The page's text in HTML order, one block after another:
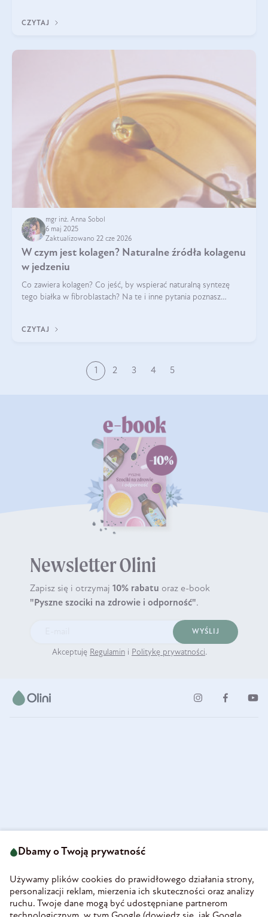
CZYTAJ
mgr inż. Anna Sobol
6 maj 2025
Zaktualizowano 22 cze 2026
W czym jest kolagen? Naturalne źródła kolagenu
w jedzeniu
Co zawiera kolagen? Co jeść, by wspierać naturalną syntezę
tego białka w fibroblastach? Na te i inne pytania poznasz
CZYTAJ
1 2 3 4 5
Newsletter Olini
Zapisz się i otrzymaj 10% rabatu oraz e-book
"Pyszne szociki na zdrowie i odporność".
WYŚLIJ
Akceptuję Regulamin i Politykę prywatności.
58-160 Świebodzice
REGON 890213034
INFORMACJE
Dbamy o Twoją prywatność
Używamy plików cookies do prawidłowego działania strony,
personalizacji reklam, mierzenia ich skuteczności oraz analizy
ruchu. Twoje dane mogą być udostępniane partnerom